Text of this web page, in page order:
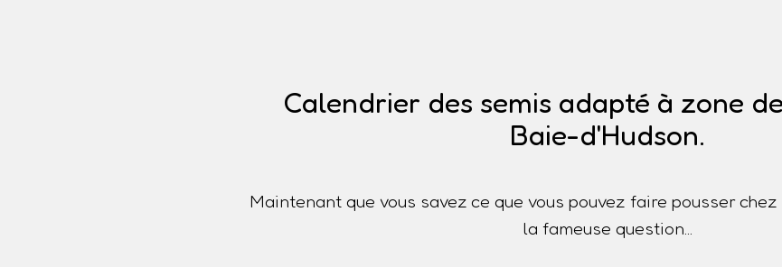
Calendrier des semis adapté à zone
Baie-d'Hudson.
Maintenant que vous savez ce que vous pouvez faire pousser
la fameuse question...